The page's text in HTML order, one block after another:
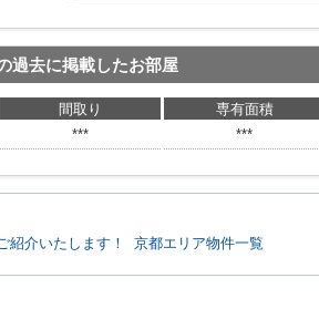
過去に掲載したお部屋
間取り
専有面積
*** ***
紹介いたします！ 京都エリア物件一覧